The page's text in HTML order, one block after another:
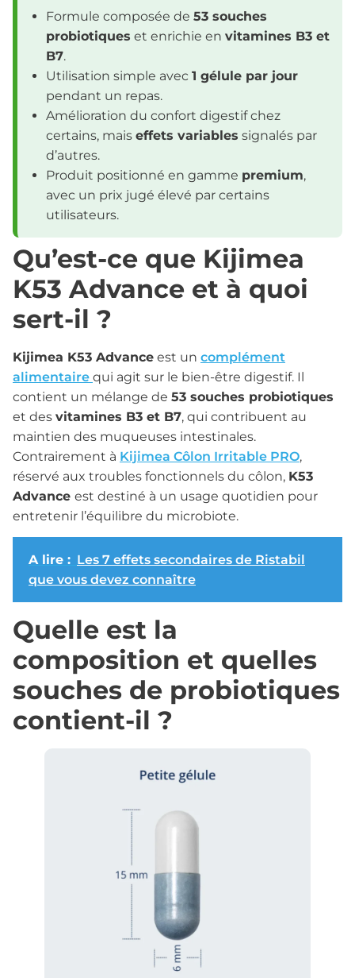
Formule composée de 53 souches
probiotiques et enrichie en vitamines B3 et
B7.
Utilisation simple avec 1 gélule par jour
pendant un repas.
Amélioration du confort digestif chez
certains, mais effets variables signalés par
d’autres.
Produit positionné en gamme premium,
avec un prix jugé élevé par certains
utilisateurs.
Qu’est-ce que Kijimea
K53 Advance et à quoi
sert-il ?
Kijimea K53 Advance est un complément
alimentaire qui agit sur le bien-être digestif. Il
contient un mélange de 53 souches probiotiques
et des vitamines B3 et B7, qui contribuent au
maintien des muqueuses intestinales.
Contrairement à Kijimea Côlon Irritable PRO,
réservé aux troubles fonctionnels du côlon, K53
Advance est destiné à un usage quotidien pour
entretenir l’équilibre du microbiote.
A lire : Les 7 effets secondaires de Ristabil
que vous devez connaître
Quelle est la
composition et quelles
souches de probiotiques
contient-il ?